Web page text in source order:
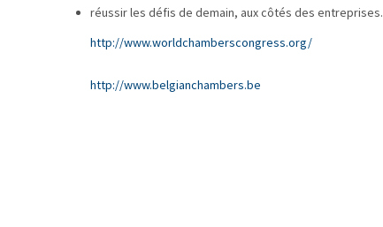
réussir les défis de demain, aux côtés des entreprises.
http://www.worldchamberscongress.org/
http://www.belgianchambers.be